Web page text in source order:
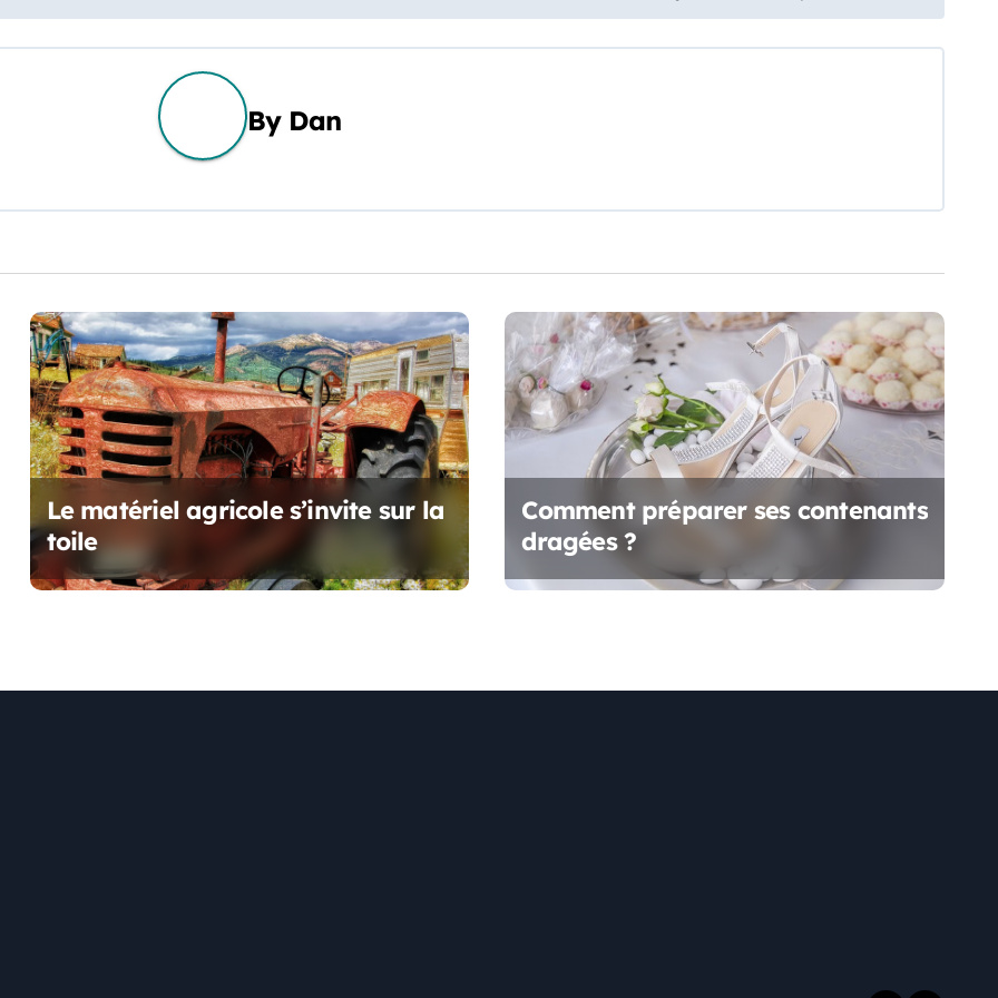
By Dan
Le matériel agricole s’invite sur la
toile
Comment préparer ses contenants
dragées ?